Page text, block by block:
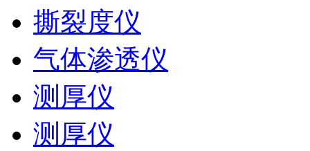
撕裂度仪
气体渗透仪
测厚仪
测厚仪